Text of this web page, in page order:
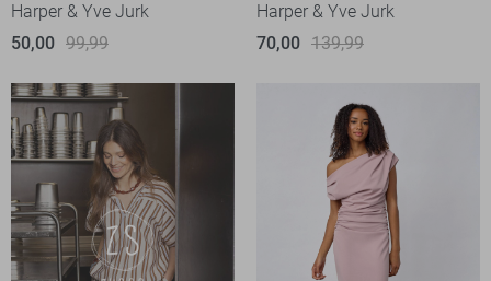
Harper & Yve Jurk
50,00 99,99
Harper & Yve Jurk
70,00 139,99